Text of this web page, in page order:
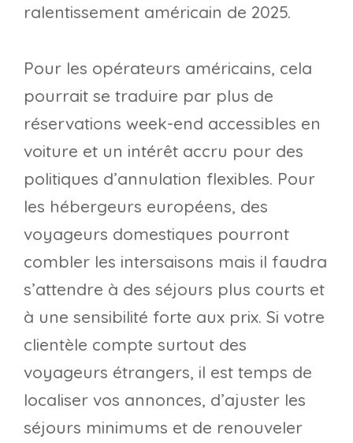
ralentissement américain de 2025.
Pour les opérateurs américains, cela
pourrait se traduire par plus de
réservations week-end accessibles en
voiture et un intérêt accru pour des
politiques d’annulation flexibles. Pour
les hébergeurs européens, des
voyageurs domestiques pourront
combler les intersaisons mais il faudra
s’attendre à des séjours plus courts et
à une sensibilité forte aux prix. Si votre
clientèle compte surtout des
voyageurs étrangers, il est temps de
localiser vos annonces, d’ajuster les
séjours minimums et de renouveler